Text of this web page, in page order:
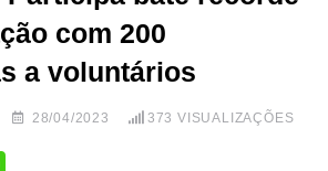
com 200
a voluntários
28/04/2023 373 VISUALIZAÇÕES